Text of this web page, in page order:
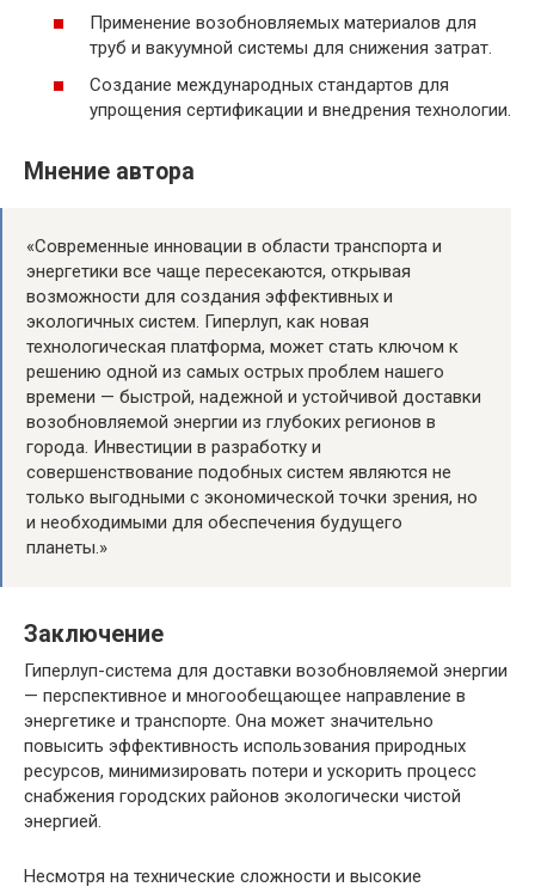
Применение возобновляемых материалов для
труб и вакуумной системы для снижения затрат.
Создание международных стандартов для
упрощения сертификации и внедрения технологии.
Мнение автора
«Современные инновации в области транспорта и
энергетики все чаще пересекаются, открывая
возможности для создания эффективных и
экологичных систем. Гиперлуп, как новая
технологическая платформа, может стать ключом к
решению одной из самых острых проблем нашего
времени — быстрой, надежной и устойчивой доставки
возобновляемой энергии из глубоких регионов в
города. Инвестиции в разработку и
совершенствование подобных систем являются не
только выгодными с экономической точки зрения, но
и необходимыми для обеспечения будущего
планеты.»
Заключение
Гиперлуп-система для доставки возобновляемой энергии
— перспективное и многообещающее направление в
энергетике и транспорте. Она может значительно
повысить эффективность использования природных
ресурсов, минимизировать потери и ускорить процесс
снабжения городских районов экологически чистой
энергией.
Несмотря на технические сложности и высокие